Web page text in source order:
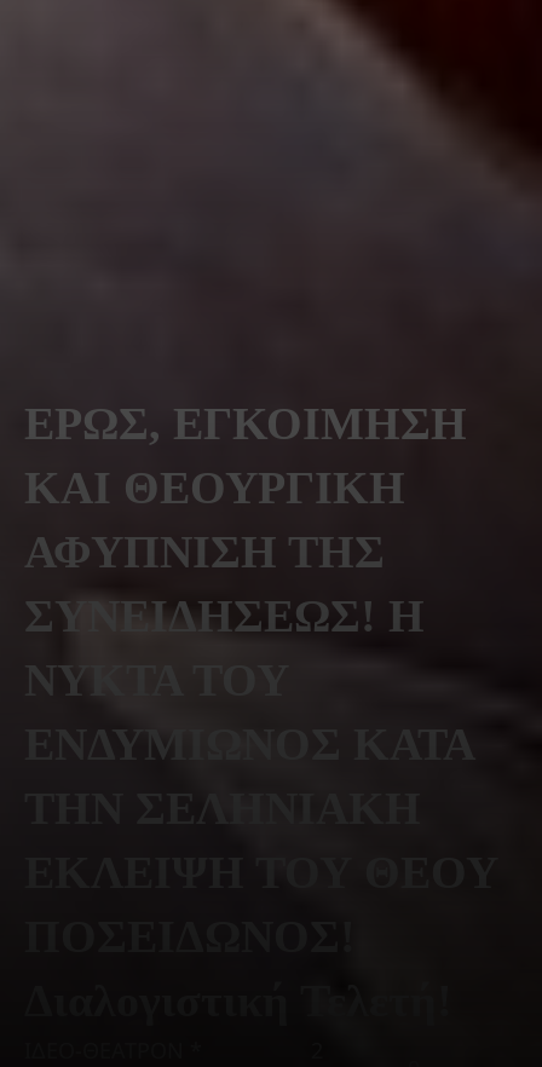
ΕΡΩΣ, ΕΓΚΟΙΜΗΣΗ
ΚΑΙ ΘΕΟΥΡΓΙΚΗ
ΑΦΥΠΝΙΣΗ ΤΗΣ
ΣΥΝΕΙΔΗΣΕΩΣ! Η
ΝΥΚΤΑ ΤΟΥ
ΕΝΔΥΜΙΩΝΟΣ ΚΑΤΑ